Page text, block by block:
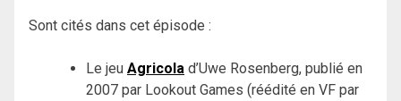
Sont cités dans cet épisode :
Le jeu Agricola d’Uwe Rosenberg, publié en
2007 par Lookout Games (réédité en VF par